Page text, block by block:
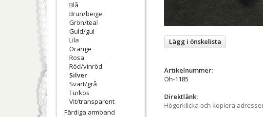
Blå
Brun/beige
Grön/teal
Guld/gul
Lila
Orange
Rosa
Röd/vinröd
Silver
Svart/grå
Turkos
Vit/transparent
Färdiga armband
Lägg i önskelista
Artikelnummer:
Öh-1185
Direktlänk:
Högerklicka och kopiera